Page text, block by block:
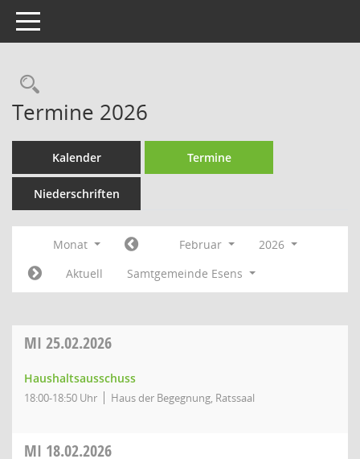
Toggle navigation
Rechercheauswahl
Termine 2026
Kalender Termine
Niederschriften
Monat Februar
2026
Aktuell
Samtgemeinde Esens
MI 25.02.2026
Haushaltsausschuss
18:00-18:50 Uhr Haus der Begegnung, Ratssaal
MI 18.02.2026